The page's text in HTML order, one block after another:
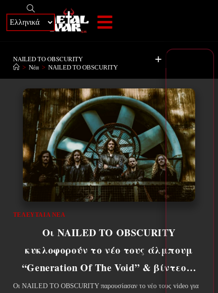
+
NAILED TO OBSCURITY
> Νέα > NAILED TO OBSCURITY
ΤΕΛΕΥΤΑΊΑ ΝΈΑ
Οι NAILED TO OBSCURITY
κυκλοφορούν το νέο τους άλμπουμ
“Generation Of The Void” & βίντεο…
Οι NAILED TO OBSCURITY παρουσίασαν το νέο τους video για